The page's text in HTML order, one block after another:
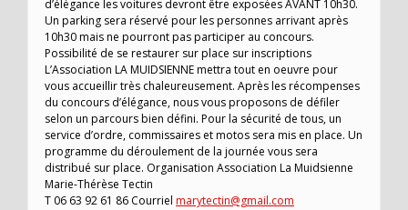
d’élégance les voitures devront être exposées AVANT 10h30.
Un parking sera réservé pour les personnes arrivant après
10h30 mais ne pourront pas participer au concours.
Possibilité de se restaurer sur place sur inscriptions
L’Association LA MUIDSIENNE mettra tout en oeuvre pour
vous accueillir très chaleureusement. Après les récompenses
du concours d’élégance, nous vous proposons de défiler
selon un parcours bien défini. Pour la sécurité de tous, un
service d’ordre, commissaires et motos sera mis en place. Un
programme du déroulement de la journée vous sera
distribué sur place. Organisation Association La Muidsienne
Marie-Thérèse Tectin
T 06 63 92 61 86 Courriel marytectin@gmail.com